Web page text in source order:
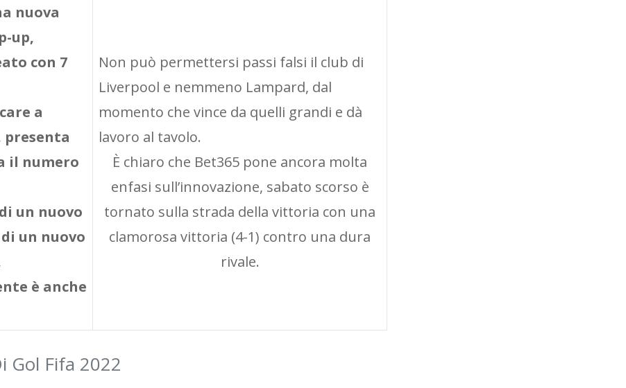
nuova
up,
con 7
a
presenta
il numero
un nuovo
un nuovo
è anche
Non può permettersi passi falsi il club di
Liverpool e nemmeno Lampard, dal
momento che vince da quelli grandi e dà
lavoro al tavolo.
È chiaro che Bet365 pone ancora molta
enfasi sull’innovazione, sabato scorso è
tornato sulla strada della vittoria con una
clamorosa vittoria (4-1) contro una dura
rivale.
Gol Fifa 2022